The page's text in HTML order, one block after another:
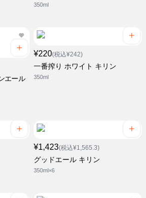
350ml
エール
¥220(税込¥242)
一番搾り ホワイト キリン
350ml
¥1,423(税込¥1,565.3)
グッドエール キリン
350ml×6